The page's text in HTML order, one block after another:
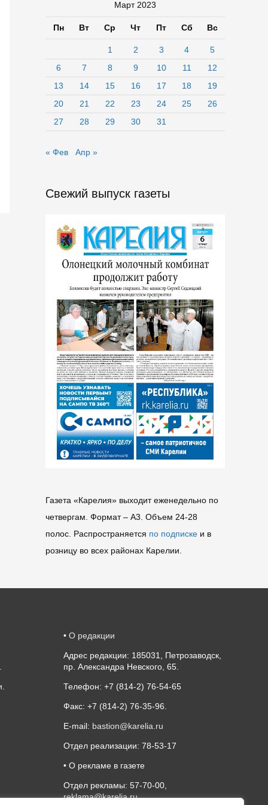
Март 2023
Пн Вт Ср Чт Пт Сб Вс
1 2 3 4
5
6
7 8 9 10 11
12
13
14 15 16 17 18
19
20
21 22 23 24 25
26
27
28 29 30 31
« Фев Апр »
Свежий выпуск газеты
Газета «Карелия» выходит еженедельно по
четвергам. Формат – A3. Объем 24-28
полос. Распространяется по подписке и в
розницу во всех районах Карелии.
• О редакции
Адрес редакции: 185031, Петрозаводск,
пр. Александра Невского, 65.
Телефон: +7 (814-2) 76-54-65
Факс: +7 (814-2) 76-35-96.
E-mail: bastion@karelia.ru
Отдел реализации: 78-53-17
• О рекламе в газете
Отдел рекламы: 57-70-00,
reklama@karelia.ru